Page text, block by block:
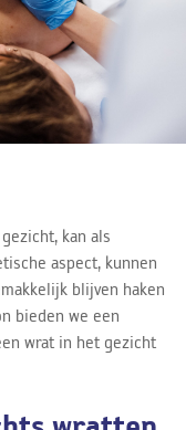
kan als
aspect, kunnen
blijven haken
bieden we een
wrat in het gezicht